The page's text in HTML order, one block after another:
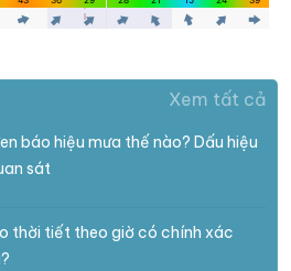
Xem tất cả
báo hiệu mưa thế nào? Dấu hiệu
sát
thời tiết theo giờ có chính xác